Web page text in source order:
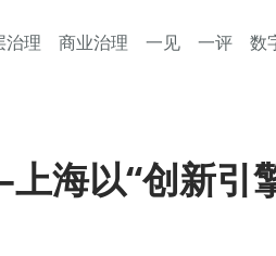
治理 商业治理 一见 一评 数
海以“创新引